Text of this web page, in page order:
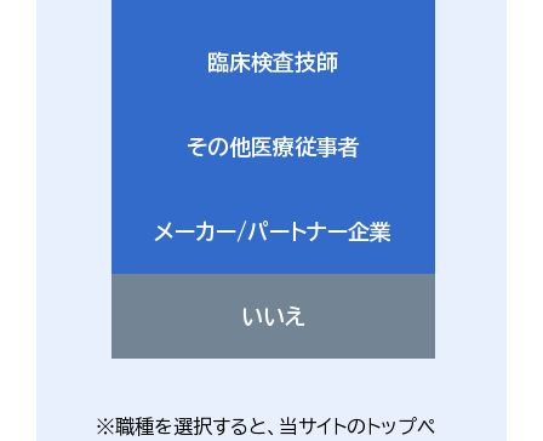
臨床検査技師
その他医療従事者
メーカー/パートナー企業
いいえ
※職種を選択すると、当サイトのトップペ